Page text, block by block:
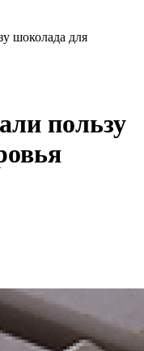
шоколада для
пользу